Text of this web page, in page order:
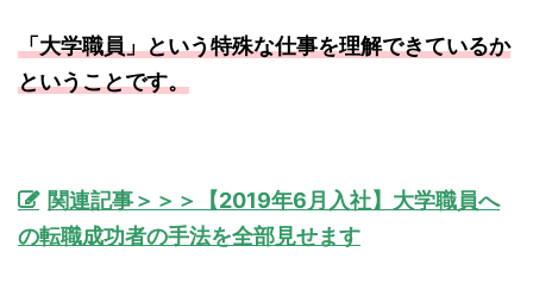
「大学職員」という特殊な仕事を理解できているか
ということです。
関連記事＞＞＞【2019年6月入社】大学職員へ
の転職成功者の手法を全部見せます